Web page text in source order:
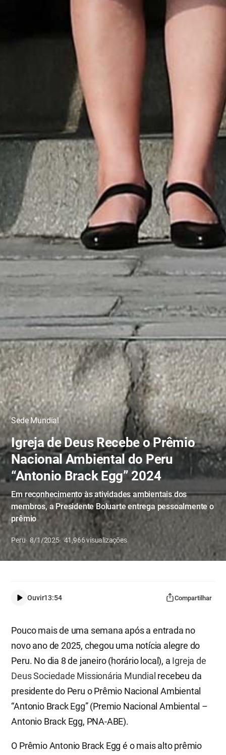
Sede Mundial
Igreja de Deus Recebe o Prêmio
Nacional Ambiental do Peru
“Antonio Brack Egg” 2024
Em reconhecimento às atividades ambientais dos
membros, a Presidente Boluarte entrega pessoalmente o
prêmio
Peru 8/1/2025 41,966visualizações
Ouvir13:54 Compartilhar
Pouco mais de uma semana após a entrada no
novo ano de 2025, chegou uma notícia alegre do
Peru. No dia 8 de janeiro (horário local), a Igreja de
Deus Sociedade Missionária Mundial recebeu da
presidente do Peru o Prêmio Nacional Ambiental
“Antonio Brack Egg” (Premio Nacional Ambiental –
Antonio Brack Egg, PNA-ABE).
O Prêmio Antonio Brack Egg é o mais alto prêmio